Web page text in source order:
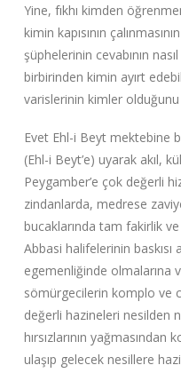
Yine, fıkhı kimden
kimin kapısının
şüphelerinin cevabının
birbirinden kimin ayırt
varislerinin kimler olduğunu
Evet Ehl-i Beyt mektebine
(Ehl-i Beyt’e) uyarak akıl,
Peygamber’e çok değerli
zindanlarda, medrese
bucaklarında tam fakirlik
Abbasi halifelerinin baskısı
egemenliğinde olmalarına
sömürgecilerin komplo ve
değerli hazineleri nesilden
hırsızlarının
ulaşıp gelecek nesillere